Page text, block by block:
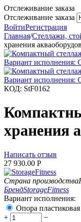
Отслеживание заказа
Отслеживание заказа
ВойтиРегистрация
Главная/Стеллажи,
хранения
КОД: StF0162
хранения
Написать отзыв
27 930.00 Р
Страна производства
БрендStorageFitness
Вариант исполнения:
Опора пластиковая
+
−